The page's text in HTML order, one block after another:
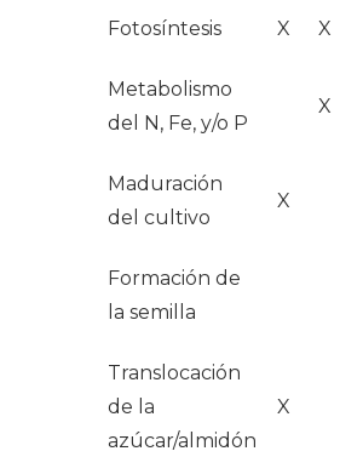
Fotosíntesis X X
Metabolismo
del N, Fe, y/o P
X
Maduración
del cultivo
X
Formación de
la semilla
Translocación
de la
azúcar/almidón
X